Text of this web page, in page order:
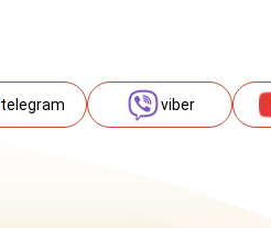
telegram viber